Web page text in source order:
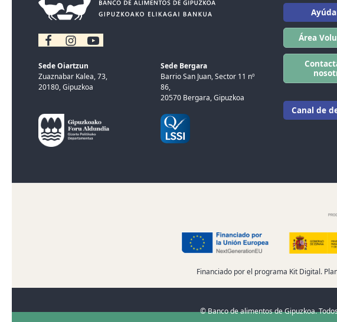
Sede Oiartzun
Zuaznabar Kalea, 73,
20180, Gipuzkoa
Sede Bergara
Barrio San Juan, Sector 11 nº
86,
20570 Bergara, Gipuzkoa
Área
Canal de
Financiado por el programa Kit Digital.
© Banco de alimentos de Gipuzkoa.